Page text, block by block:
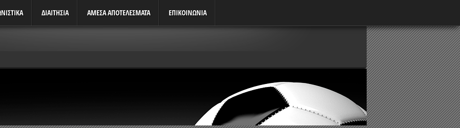
ΔΙΑΙΤΗΣΙΑ ΑΜΕΣΑ ΑΠΟΤΕΛΕΣΜΑΤΑ ΕΠΙΚΟΙΝΩΝΙΑ